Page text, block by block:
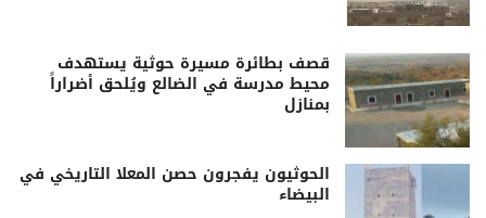
قصف بطائرة مسيرة حوثية يستهدف
محيط مدرسة في الضالع ويُلحق أضراراً
بمنازل
الحوثيون يفجرون حصن المعلا التاريخي في
البيضاء